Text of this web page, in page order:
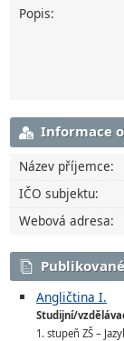
Popis:
Informace
Název příjemce:
IČO subjektu:
Webová adresa:
Angličtina I.
Studijní/
1. stupeň ZŠ –